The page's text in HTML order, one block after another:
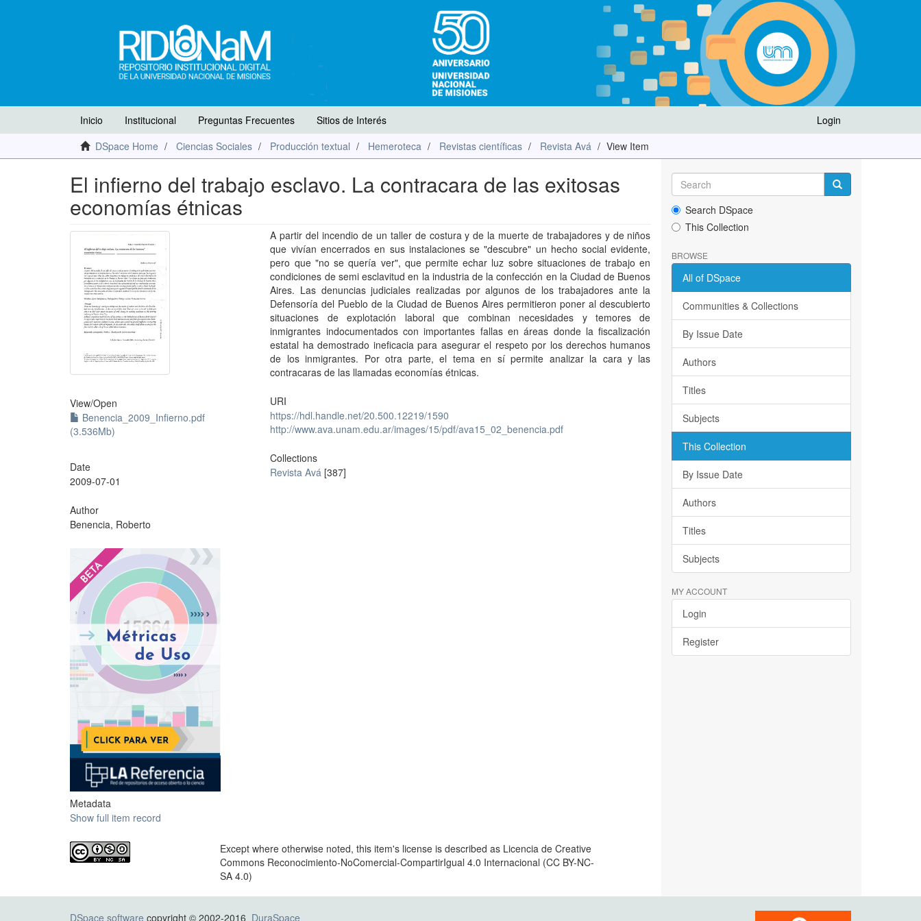
Login
Inicio Institucional Preguntas Frecuentes
Sitios de Interés
DSpace Home
Ciencias Sociales Producción textual Hemeroteca Revistas científicas Revista Avá View Item
El infierno del trabajo esclavo. La contracara de las exitosas
economías étnicas
View/Open
Benencia_2009_Infierno.pdf
(3.536Mb)
Date
2009-07-01
Author
Benencia, Roberto
?
Metadata
Show full item record
A partir del incendio de un taller de costura y de la muerte de trabajadores y de niños
que vivían encerrados en sus instalaciones se "descubre" un hecho social evidente,
pero que "no se quería ver", que permite echar luz sobre situaciones de trabajo en
condiciones de semi esclavitud en la industria de la confección en la Ciudad de Buenos
Aires. Las denuncias judiciales realizadas por algunos de los trabajadores ante la
Defensoría del Pueblo de la Ciudad de Buenos Aires permitieron poner al descubierto
situaciones de explotación laboral que combinan necesidades y temores de
inmigrantes indocumentados con importantes fallas en áreas donde la fiscalización
estatal ha demostrado ineficacia para asegurar el respeto por los derechos humanos
de los inmigrantes. Por otra parte, el tema en sí permite analizar la cara y las
contracaras de las llamadas economías étnicas.
URI
https://hdl.handle.net/20.500.12219/1590
http://www.ava.unam.edu.ar/images/15/pdf/ava15_02_benencia.pdf
Collections
Revista Avá [387]
Except where otherwise noted, this item's license is described as Licencia de Creative
Commons Reconocimiento-NoComercial-CompartirIgual 4.0 Internacional (CC BY-NC-
SA 4.0)
Search DSpace
This Collection
BROWSE
All of DSpace
Communities & Collections
By Issue Date
Authors
Titles
Subjects
This Collection
By Issue Date
Authors
Titles
Subjects
MY ACCOUNT
Login
Register
DSpace software copyright © 2002-2016 DuraSpace